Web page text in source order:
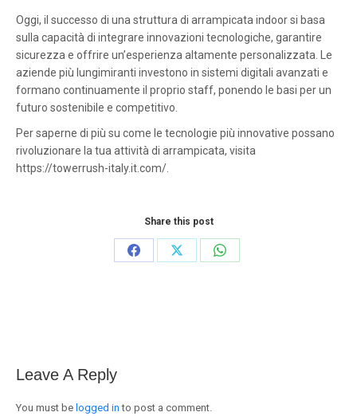
Oggi, il successo di una struttura di arrampicata indoor si basa
sulla capacità di integrare innovazioni tecnologiche, garantire
sicurezza e offrire un’esperienza altamente personalizzata. Le
aziende più lungimiranti investono in sistemi digitali avanzati e
formano continuamente il proprio staff, ponendo le basi per un
futuro sostenibile e competitivo.
Per saperne di più su come le tecnologie più innovative possano
rivoluzionare la tua attività di arrampicata, visita
https://towerrush-italy.it.com/.
Share this post
Share
Share
Share
Leave A Reply
You must be logged in to post a comment.